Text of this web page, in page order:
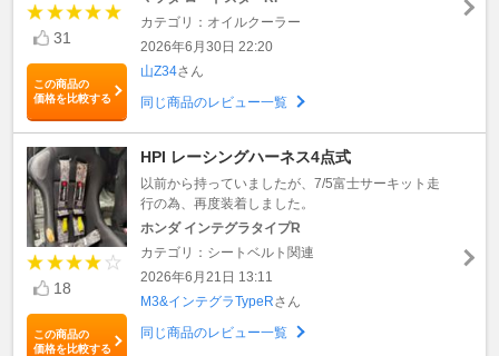
31
この商品の
価格を比較する
カテゴリ：オイルクーラー
2026年6月30日 22:20
山Z34さん
同じ商品のレビュー一覧
18
この商品の
価格を比較する
HPI レーシングハーネス4点式
以前から持っていましたが、7/5富士サーキット走
行の為、再度装着しました。
ホンダ インテグラタイプR
カテゴリ：シートベルト関連
2026年6月21日 13:11
M3&インテグラTypeRさん
同じ商品のレビュー一覧